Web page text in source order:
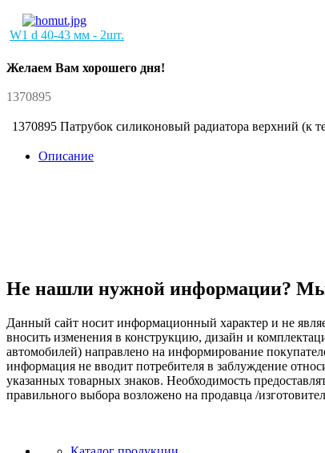
W1 d 40-43 мм - 2шт.
Желаем Вам хорошего дня!
1370895
1370895 Патрубок силиконовый радиатора верхний (к
Описание
Не нашли нужной информации?
Данный сайт носит информационный характер и не
вносить изменения в конструкцию, дизайн и
автомобилей) направлено на информирование
информация не вводит потребителя в заблуждение
указанных товарных знаков. Необходимость
правильного выбора возложено на продавца /